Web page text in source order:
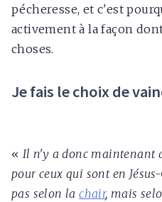
pécheresse, et c'est
activement à la façon
choses.
Je fais le choix de
« Il n'y a donc maintenant
pour ceux qui sont en
pas selon lachair, mais